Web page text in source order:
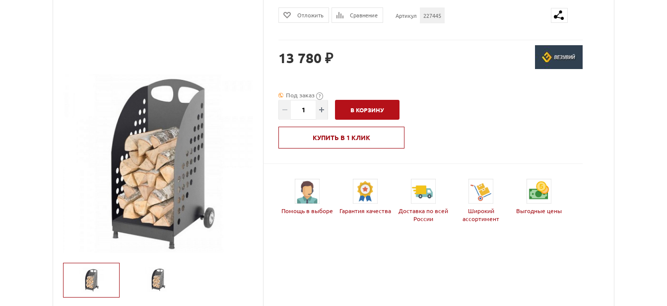
Отложить Сравнение Артикул 227445
13 780 ₽
Под заказ ?
В КОРЗИНУ
КУПИТЬ В 1 КЛИК
Помощь в выборе Гарантия качества
Доставка по всей
России
Широкий
ассортимент
Выгодные цены